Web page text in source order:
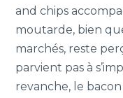
and chips
moutarde, bien
marchés, reste
parvient pas à
revanche, le